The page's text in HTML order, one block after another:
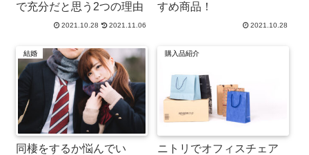
で充分だと思う2つの理由
2021.10.28 2021.11.06
すめ商品！
2021.10.28
結婚
同棲をするか悩んでい
購入品紹介
ニトリでオフィスチェア